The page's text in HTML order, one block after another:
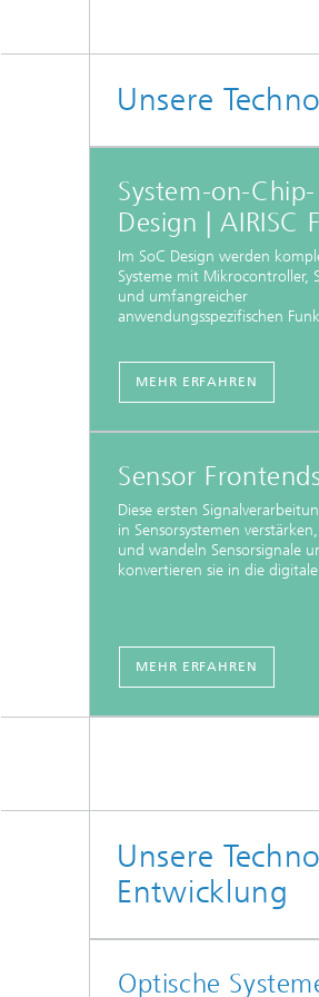
Unsere
System-on-Chip-
Design | AIRISC
Im SoC Design werden
Systeme mit Mikrocontroller,
und umfangreicher
anwendungsspezifischen
MEHR ERFAHREN
Sensor
Diese ersten
in Sensorsystemen
und wandeln Sensorsignale
konvertieren sie in die
MEHR ERFAHREN
Unsere
Entwicklung
Optische